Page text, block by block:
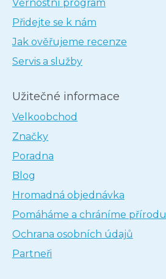
Věrnostní program
Přidejte se k nám
Jak ověřujeme recenze
Servis a služby
Užitečné informace
Velkoobchod
Značky
Poradna
Blog
Hromadná objednávka
Pomáháme a chráníme přírodu
Ochrana osobních údajů
Partneři